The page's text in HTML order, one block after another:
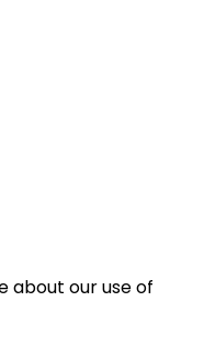
about our use of